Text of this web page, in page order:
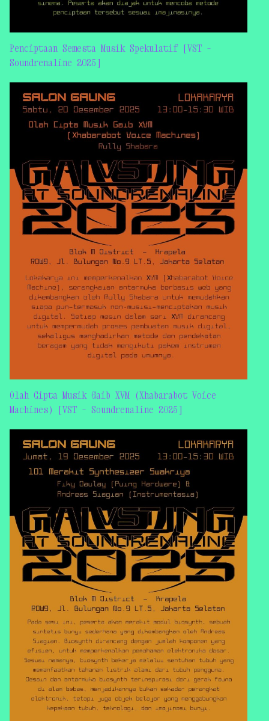
Penciptaan Semesta Musik Spekulatif [VST –
Soundrenaline 2025]
Olah Cipta Musik Gaib XVM (Xhabarabot Voice
Machines) [VST – Soundrenaline 2025]